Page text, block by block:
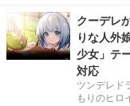
クーデレ
りな人外
少女」テ
対応
ツンデレド
もりのヒロ